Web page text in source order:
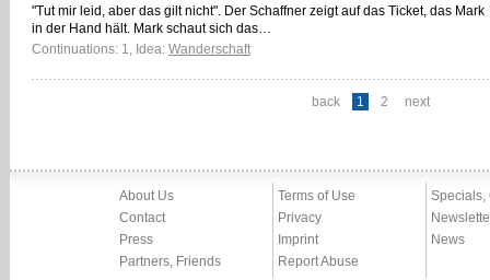
"Tut mir leid, aber das gilt nicht". Der Schaffner zeigt auf das Ticket, das Mark
in der Hand hält. Mark schaut sich das…
Continuations: 1, Idea: Wanderschaft
back 1 2 next
About Us
Contact
Press
Partners, Friends
Terms of Use
Privacy
Imprint
Report Abuse
Specials,
News